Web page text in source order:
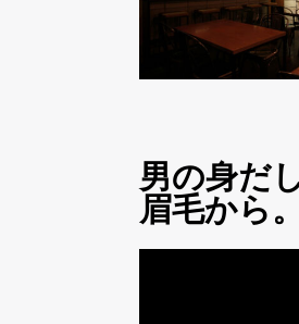
男の身だ
眉毛から。